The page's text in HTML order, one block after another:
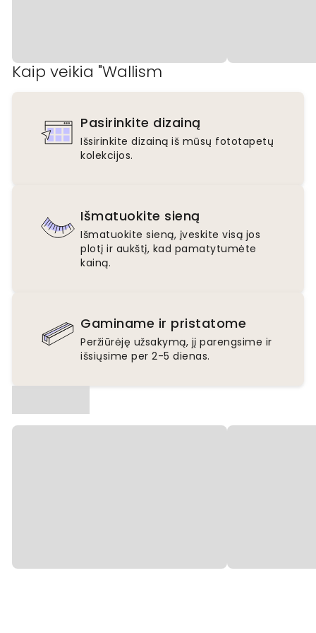
Kaip veikia "Wallism
Pasirinkite dizainą
Išsirinkite dizainą iš mūsų fototapetų
kolekcijos.
Išmatuokite sieną
Išmatuokite sieną, įveskite visą jos
plotį ir aukštį, kad pamatytumėte
kainą.
Gaminame ir pristatome
Peržiūrėję užsakymą, jį parengsime ir
išsiųsime per 2-5 dienas.